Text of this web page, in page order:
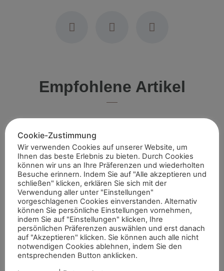
Empfohlene Artikel
Aktuelles aus dem Rheinland
Sommerreitturnier des Reitervereins
Marschall Vorwärts Aldekerk
Mit gemischten Gefühlen blickten die Verantwortlichen des
Reitervereins Aldekerk im Vorfeld auf die Nennungszahlen
vergleichbarer Turniere in der näheren Umgebung. Umso
größer war die
Weiterlesen »
Internationale Top-Platzierungen fürs
Cookie-Zustimmung
Wir verwenden Cookies auf unserer Website, um
Ihnen das beste Erlebnis zu bieten. Durch Cookies
können wir uns an Ihre Präferenzen und wiederholten
Besuche erinnern. Indem Sie auf "Alle akzeptieren und
schließen" klicken, erklären Sie sich mit der
Verwendung aller unter "Einstellungen"
vorgeschlagenen Cookies einverstanden. Alternativ
können Sie persönliche Einstellungen vornehmen,
indem Sie auf "Einstellungen" klicken, Ihre
persönlichen Präferenzen auswählen und erst danach
auf "Akzeptieren" klicken. Sie können auch alle nicht
notwendigen Cookies ablehnen, indem Sie den
entsprechenden Button anklicken.